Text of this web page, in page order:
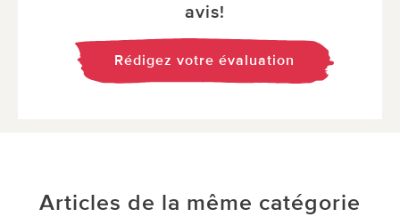
avis!
Rédigez votre évaluation
Articles de la même catégorie